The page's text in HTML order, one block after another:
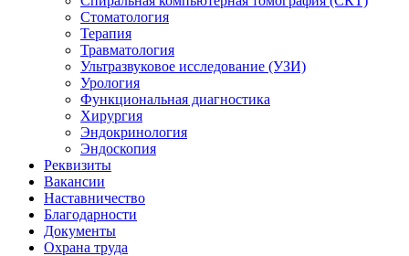
Стоматология
Терапия
Травматология
Ультразвуковое исследование (УЗИ)
Урология
Функциональная диагностика
Хирургия
Эндокринология
Эндоскопия
Реквизиты
Вакансии
Наставничество
Благодарности
Документы
Охрана труда